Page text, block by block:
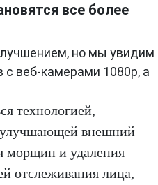
все более
но мы увидим
с веб-камерами 1080p, а
технологией,
внешний
морщин и удаления
отслеживания лица,